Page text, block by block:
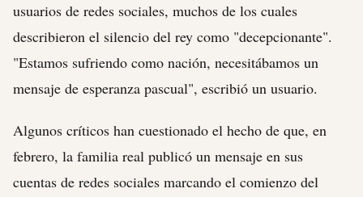
usuarios de redes sociales, muchos de los cuales
describieron el silencio del rey como "decepcionante".
"Estamos sufriendo como nación, necesitábamos un
mensaje de esperanza pascual", escribió un usuario.
Algunos críticos han cuestionado el hecho de que, en
febrero, la familia real publicó un mensaje en sus
cuentas de redes sociales marcando el comienzo del